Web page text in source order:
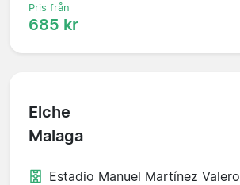
Pris från
685 kr
Elche
Malaga
Estadio Manuel Martínez Valero